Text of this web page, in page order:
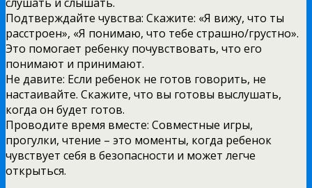
Подтверждайте чувства: Скажите: «Я вижу, что ты
расстроен», «Я понимаю, что тебе страшно/грустно».
Это помогает ребенку почувствовать, что его
понимают и принимают.
Не давите: Если ребенок не готов говорить, не
настаивайте. Скажите, что вы готовы выслушать,
когда он будет готов.
Проводите время вместе: Совместные игры,
прогулки, чтение – это моменты, когда ребенок
чувствует себя в безопасности и может легче
открыться.